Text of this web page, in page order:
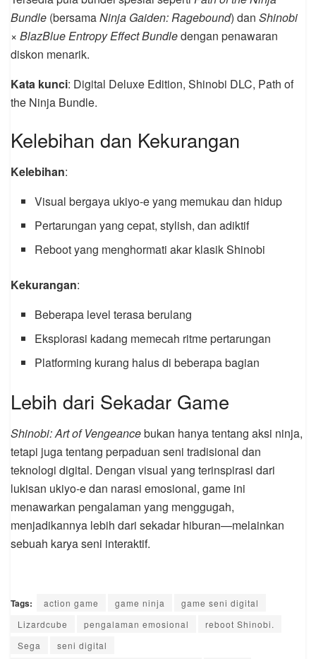
Bundle (bersamaNinja Gaiden: Ragebound) dan Shinobi
× BlazBlue Entropy Effect Bundledengan penawaran
diskon menarik.
Kata kunci: Digital Deluxe Edition, Shinobi DLC, Path of
the Ninja Bundle.
Kelebihan dan Kekurangan
Kelebihan:
Visual bergaya ukiyo-e yang memukau dan hidup
Pertarungan yang cepat, stylish, dan adiktif
Reboot yang menghormati akar klasik Shinobi
Kekurangan:
Beberapa level terasa berulang
Eksplorasi kadang memecah ritme pertarungan
Platforming kurang halus di beberapa bagian
Lebih dari Sekadar Game
Shinobi: Art of Vengeancebukan hanya tentang aksi ninja,
tetapi juga tentang perpaduan seni tradisional dan
teknologi digital. Dengan visual yang terinspirasi dari
lukisan ukiyo-e dan narasi emosional, game ini
menawarkan pengalaman yang menggugah,
menjadikannya lebih dari sekadar hiburan—melainkan
sebuah karya seni interaktif.
Tags: action game game ninja
game seni digital
Lizardcube
pengalaman emosional
reboot Shinobi.
Sega
seni digital